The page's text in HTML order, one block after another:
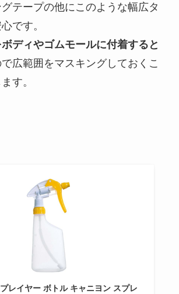
テープの他にこのような幅広タ
です。
ディやゴムモールに付着すると
広範囲をマスキングしておくこ
す。
レイヤー ボトル キャニヨン スプレ